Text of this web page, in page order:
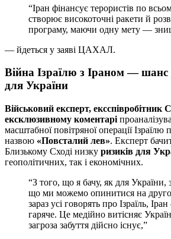
“Іран фінансує терористів по
створює високоточні ракети й
програму, маючи одну мету —
— йдеться у заяві ЦАХАЛ.
Війна Ізраїлю з Іраном — шанс
для України
Військовий експерт,
ексклюзивному коментарі
масштабної повітряної операції Ізраїлю
назвою «Повсталий лев». Експерт
Близькому Сході низку ризиків для
геополітичних, так і економічних.
“З того, що я бачу, як для України,
що ми можемо опинитися на
зараз усі говорять про Ізраїль,
гаряче. Це медійно витісняє
загроза забуття дійсно існує,”